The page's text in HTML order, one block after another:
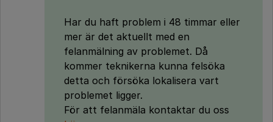
Har du haft problem i 48 timmar eller
mer är det aktuellt med en
felanmälning av problemet. Då
kommer teknikerna kunna felsöka
detta och försöka lokalisera vart
problemet ligger.
För att felanmäla kontaktar du oss